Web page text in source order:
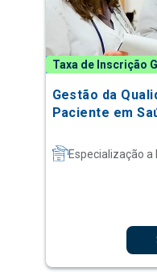
Taxa de Inscrição
Gestão da
Paciente em
Especialização a